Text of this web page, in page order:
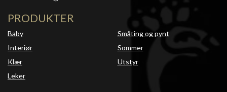
PRODUKTER
Baby
Interiør
Klær
Leker
Småting og pynt
Sommer
Utstyr